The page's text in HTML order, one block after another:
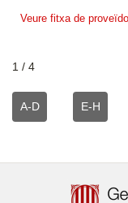
Veure fitxa de
1 / 4
A-D E-H